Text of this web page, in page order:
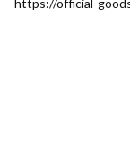
https://official-